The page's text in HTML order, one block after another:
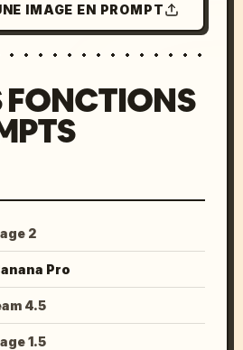
IMAGE EN PROMPT
FONCTIONS
2
Pro
4.5
1.5